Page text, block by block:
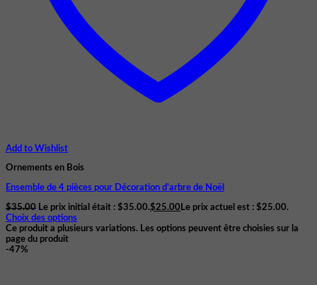
Add to Wishlist
Ornements en Bois
Ensemble de 4 pièces pour Décoration d’arbre de Noël
$35.00 Le prix initial était : $35.00.$25.00 Le prix actuel est : $25.00.
Choix des options
Ce produit a plusieurs variations. Les options peuvent être choisies sur la
page du produit
-47%